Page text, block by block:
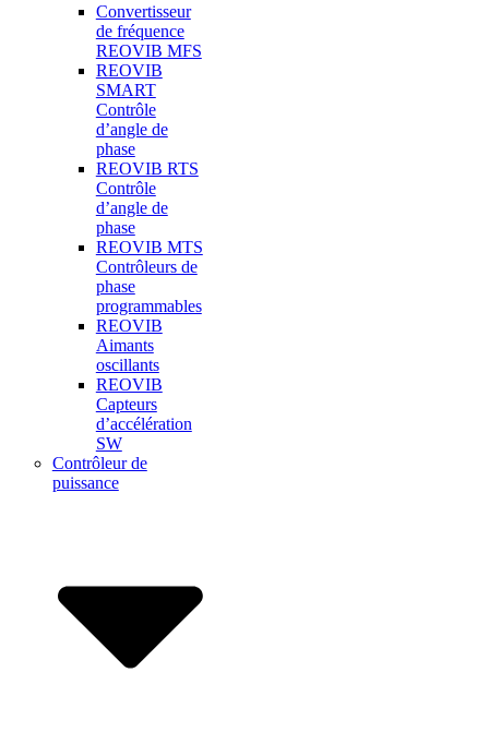
Convertisseur
de fréquence
REOVIB MFS
REOVIB
SMART
Contrôle
d’angle de
phase
REOVIB RTS
Contrôle
d’angle de
phase
REOVIB MTS
Contrôleurs de
phase
programmables
REOVIB
Aimants
oscillants
REOVIB
Capteurs
d’accélération
SW
Contrôleur de
puissance